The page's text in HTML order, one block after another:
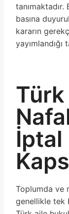
tanımaktadır.
basına
kararın
yayımlandığı
İptal
Toplumda ve
genellikle tek